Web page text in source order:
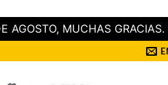
AGOSTO, MUCHAS GRACIAS.